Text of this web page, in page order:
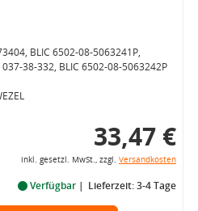
BLIC 6502-08-5063241P,
037-38-332, BLIC 6502-08-5063242P
33,47 €
inkl. gesetzl. MwSt., zzgl. Versandkosten
Verfügbar Lieferzeit: 3-4 Tage